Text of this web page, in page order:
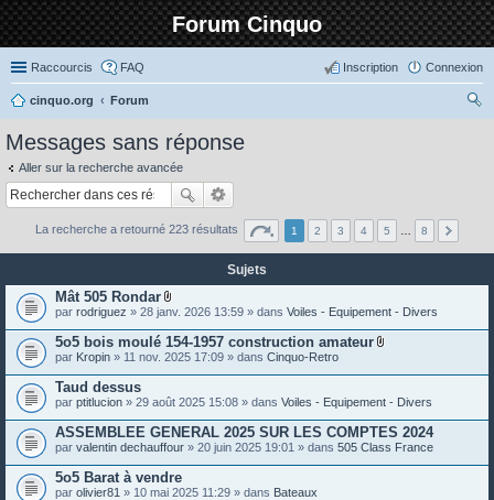
Forum Cinquo
Raccourcis FAQ Connexion
Inscription
cinquo.org
Forum
Messages sans réponse
Aller sur la recherche avancée
La recherche a retourné 223 résultats 1 2 3 4 5 8
Sujets
Mât 505 Rondar
P
è
c
e
s
o
n
t
e
s
par rodriguez » 28 janv. 2026 13:59 » dans Voiles - Equipement - Divers
5o5 bois moulé 154-1957 construction amateur
è
e
s
j
o
par Kropin » 11 nov. 2025 17:09 » dans Cinquo-Retro
Taud dessus
par ptitlucion » 29 août 2025 15:08 » dans Voiles - Equipement - Divers
ASSEMBLEE GENERAL 2025 SUR LES COMPTES 2024
par valentin dechauffour » 20 juin 2025 19:01 » dans 505 Class France
5o5 Barat à vendre
par olivier81 » 10 mai 2025 11:29 » dans Bateaux